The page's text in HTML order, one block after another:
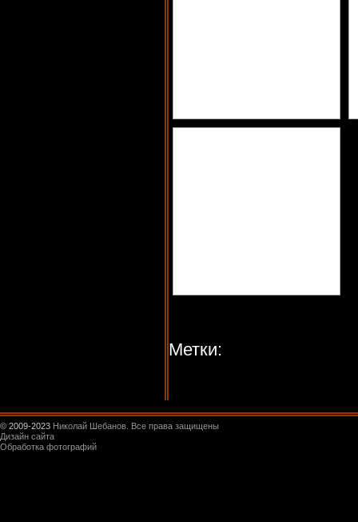
Метки:
© 2009-2023 Николай Шебанов. Все права защищены
Дизайн сайта
Обработка фотографий